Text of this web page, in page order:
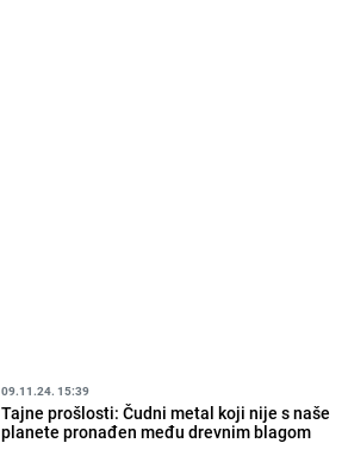
09.11.24. 15:39
Tajne prošlosti: Čudni metal koji nije s naše
planete pronađen među drevnim blagom